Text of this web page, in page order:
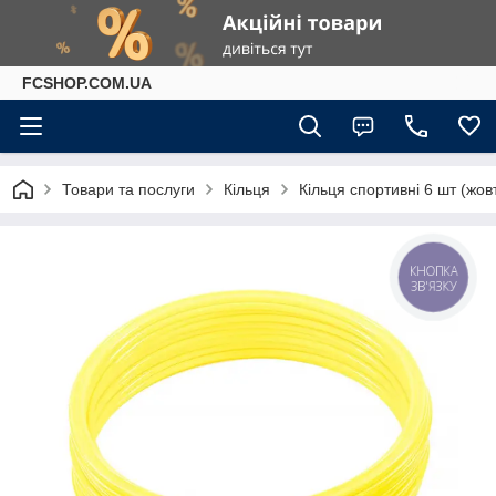
FCSHOP.COM.UA
Товари та послуги Кільця Кільця спортивні 6 шт
КНОПКА
ЗВ'ЯЗКУ